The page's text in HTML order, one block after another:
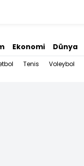
Ekonomi Dünya
Tenis Voleybol